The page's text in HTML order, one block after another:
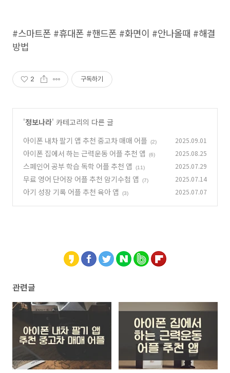
#스마트폰 #휴대폰 #핸드폰 #화면이 #안나올때 #해결
방법
2 구독하기
'정보나라' 카테고리의 다른 글
아이폰 내차 팔기 앱 추천 중고차 매매 어플
(2) 2025.09.01
아이폰 집에서 하는 근력운동 어플 추천 앱 (6) 2025.08.25
스페인어 공부 학습 독학 어플 추천 앱 (11) 2025.07.29
무료 영어 단어장 어플 추천 암기수첩 앱 (7) 2025.07.14
아기 성장 기록 어플 추천 육아 앱 (3) 2025.07.07
관련글